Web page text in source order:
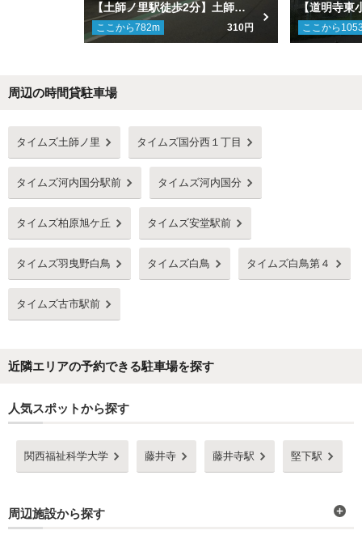
【土師ノ里駅徒歩2分】土師ノ里駐車場
ここから782m 310円 ここから
周辺の時間貸駐車場
タイムズ土師ノ里 タイムズ国分西１丁目
タイムズ河内国分駅前 タイムズ河内国分
タイムズ柏原旭ケ丘 タイムズ安堂駅前
タイムズ羽曳野白鳥 タイムズ白鳥 タイムズ白鳥第４
タイムズ古市駅前
近隣エリアの予約できる駐車場を探す
人気スポットから探す
関西福祉科学大学 藤井寺 藤井寺駅 堅下駅
周辺施設から探す